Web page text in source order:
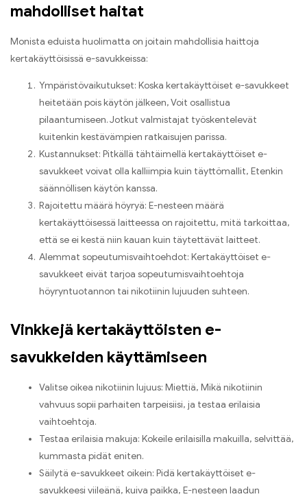
mahdolliset haitat
Monista eduista huolimatta on joitain mahdollisia haittoja
kertakäyttöisissä e-savukkeissa:
Ympäristövaikutukset: Koska kertakäyttöiset e-savukkeet
heitetään pois käytön jälkeen, Voit osallistua
pilaantumiseen. Jotkut valmistajat työskentelevät
kuitenkin kestävämpien ratkaisujen parissa.
Kustannukset: Pitkällä tähtäimellä kertakäyttöiset e-
savukkeet voivat olla kalliimpia kuin täyttömallit, Etenkin
säännöllisen käytön kanssa.
Rajoitettu määrä höyryä: E-nesteen määrä
kertakäyttöisessä laitteessa on rajoitettu, mitä tarkoittaa,
että se ei kestä niin kauan kuin täytettävät laitteet.
Alemmat sopeutumisvaihtoehdot: Kertakäyttöiset e-
savukkeet eivät tarjoa sopeutumisvaihtoehtoja
höyryntuotannon tai nikotiinin lujuuden suhteen.
Vinkkejä kertakäyttöisten e-
savukkeiden käyttämiseen
Valitse oikea nikotiinin lujuus: Miettiä, Mikä nikotiinin
vahvuus sopii parhaiten tarpeisiisi, ja testaa erilaisia ​​
vaihtoehtoja.
Testaa erilaisia ​​makuja: Kokeile erilaisilla makuilla, selvittää,
kummasta pidät eniten.
Säilytä e-savukkeet oikein: Pidä kertakäyttöiset e-
savukkeesi viileänä, kuiva paikka, E-nesteen laadun